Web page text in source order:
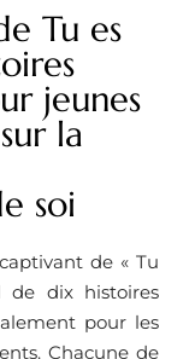
Tu es
jeunes
la
soi
de « Tu
de dix histoires
pour les
Chacune de